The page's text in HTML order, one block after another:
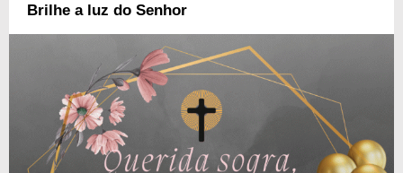
Brilhe a luz do Senhor